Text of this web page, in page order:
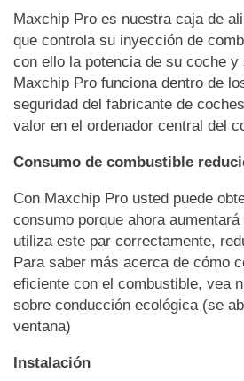
Maxchip Pro es nuestra caja de
que controla su inyección de
con ello la potencia de su coche y
Maxchip Pro funciona dentro de
seguridad del fabricante de
valor en el ordenador central del
Consumo de combustible
Con Maxchip Pro usted puede
consumo porque ahora aumentará
utiliza este par correctamente,
Para saber más acerca de cómo
eficiente con el combustible, vea
sobre conducción ecológica (se
ventana)
Instalación